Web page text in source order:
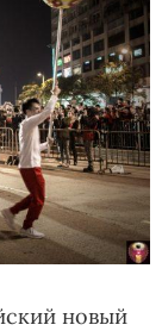
новый